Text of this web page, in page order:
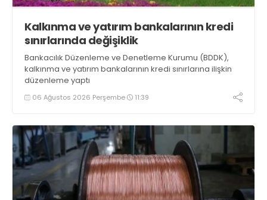
Kalkınma ve yatırım bankalarının kredi
sınırlarında değişiklik
Bankacılık Düzenleme ve Denetleme Kurumu (BDDK),
kalkınma ve yatırım bankalarının kredi sınırlarına ilişkin
düzenleme yaptı
06 Ağustos 2026 Perşembe 11:39